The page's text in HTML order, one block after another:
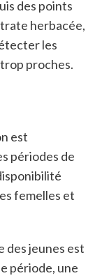
des points
herbacée,
les
proches.
est
périodes de
femelles et
des jeunes est
période, une